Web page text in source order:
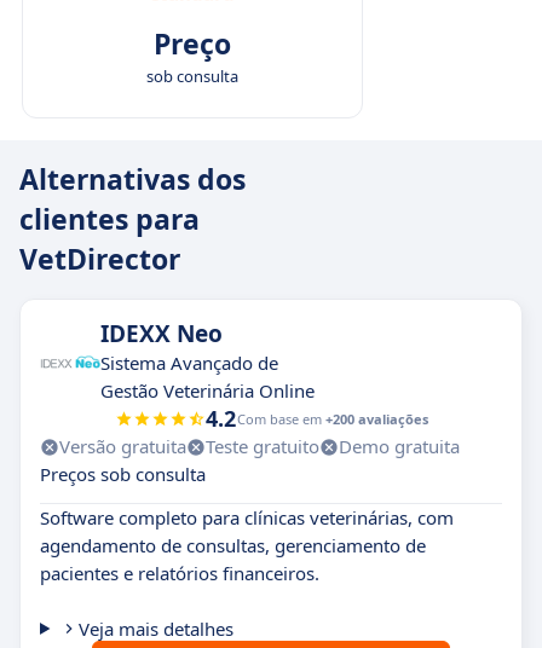
Preço
sob consulta
Alternativas dos
clientes para
VetDirector
IDEXX Neo
Sistema Avançado de
Gestão Veterinária Online
4.2Com base em +200 avaliações
Versão gratuita Teste gratuito
Demo gratuita
Preços sob consulta
Software completo para clínicas veterinárias, com
agendamento de consultas, gerenciamento de
pacientes e relatórios financeiros.
Veja mais detalhes